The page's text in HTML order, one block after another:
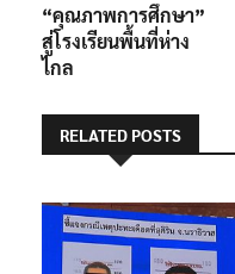
“คุณภาพการศึกษา”
สู่โรงเรียนพื้นที่ห่าง
ไกล
RELATED POSTS